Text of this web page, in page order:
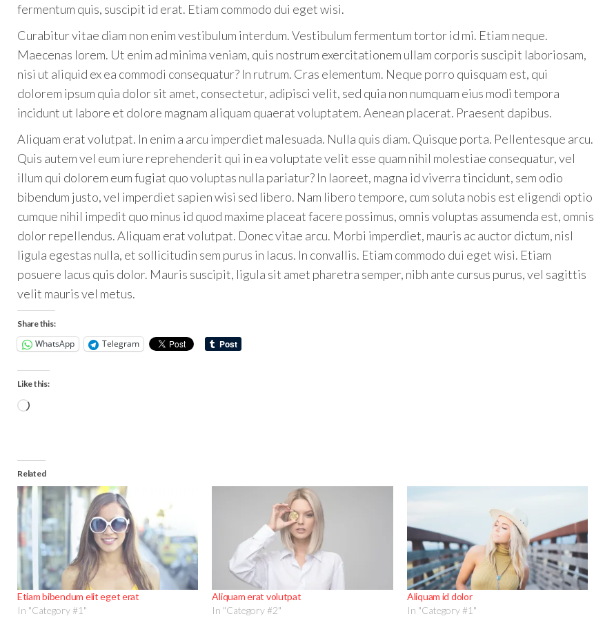
fermentum quis, suscipit id erat. Etiam commodo dui eget wisi.
Curabitur vitae diam non enim vestibulum interdum. Vestibulum fermentum tortor id mi. Etiam neque.
Maecenas lorem. Ut enim ad minima veniam, quis nostrum exercitationem ullam corporis suscipit laboriosam,
nisi ut aliquid ex ea commodi consequatur? In rutrum. Cras elementum. Neque porro quisquam est, qui
dolorem ipsum quia dolor sit amet, consectetur, adipisci velit, sed quia non numquam eius modi tempora
incidunt ut labore et dolore magnam aliquam quaerat voluptatem. Aenean placerat. Praesent dapibus.
Aliquam erat volutpat. In enim a arcu imperdiet malesuada. Nulla quis diam. Quisque porta. Pellentesque arcu.
Quis autem vel eum iure reprehenderit qui in ea voluptate velit esse quam nihil molestiae consequatur, vel
illum qui dolorem eum fugiat quo voluptas nulla pariatur? In laoreet, magna id viverra tincidunt, sem odio
bibendum justo, vel imperdiet sapien wisi sed libero. Nam libero tempore, cum soluta nobis est eligendi optio
cumque nihil impedit quo minus id quod maxime placeat facere possimus, omnis voluptas assumenda est, omnis
dolor repellendus. Aliquam erat volutpat. Donec vitae arcu. Morbi imperdiet, mauris ac auctor dictum, nisl
ligula egestas nulla, et sollicitudin sem purus in lacus. In convallis. Etiam commodo dui eget wisi. Etiam
posuere lacus quis dolor. Mauris suscipit, ligula sit amet pharetra semper, nibh ante cursus purus, vel sagittis
velit mauris vel metus.
Share this:
WhatsApp Telegram
Like this:
Related
Etiam bibendum elit eget erat
In "Category #1"
Aliquam erat volutpat
In "Category #2"
Aliquam id dolor
In "Category #1"